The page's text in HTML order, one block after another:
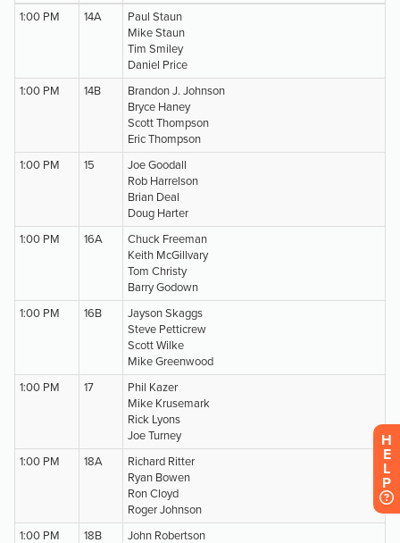
H
E
L
P